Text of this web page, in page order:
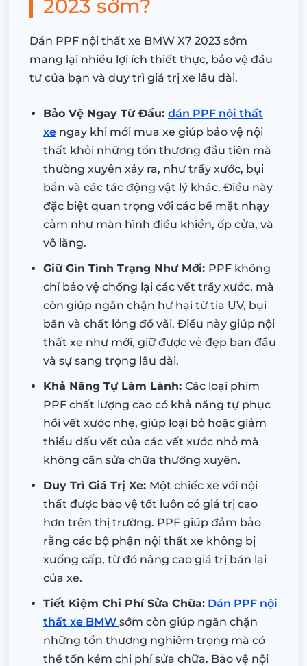
2023 sớm?
Dán PPF nội thất xe BMW X7 2023 sớm
mang lại nhiều lợi ích thiết thực, bảo vệ đầu
tư của bạn và duy trì giá trị xe lâu dài.
Bảo Vệ Ngay Từ Đầu: dán PPF nội thất
xe ngay khi mới mua xe giúp bảo vệ nội
thất khỏi những tổn thương đầu tiên mà
thường xuyên xảy ra, như trầy xước, bụi
bẩn và các tác động vật lý khác. Điều này
đặc biệt quan trọng với các bề mặt nhạy
cảm như màn hình điều khiển, ốp cửa, và
vô lăng.
Giữ Gìn Tình Trạng Như Mới: PPF không
chỉ bảo vệ chống lại các vết trầy xước, mà
còn giúp ngăn chặn hư hại từ tia UV, bụi
bẩn và chất lỏng đổ vãi. Điều này giúp nội
thất xe như mới, giữ được vẻ đẹp ban đầu
và sự sang trọng lâu dài.
Khả Năng Tự Làm Lành: Các loại phim
PPF chất lượng cao có khả năng tự phục
hồi vết xước nhẹ, giúp loại bỏ hoặc giảm
thiểu dấu vết của các vết xước nhỏ mà
không cần sửa chữa thường xuyên.
Duy Trì Giá Trị Xe: Một chiếc xe với nội
thất được bảo vệ tốt luôn có giá trị cao
hơn trên thị trường. PPF giúp đảm bảo
rằng các bộ phận nội thất xe không bị
xuống cấp, từ đó nâng cao giá trị bán lại
của xe.
Tiết Kiệm Chi Phí Sửa Chữa: Dán PPF nội
thất xe BMW sớm còn giúp ngăn chặn
những tổn thương nghiêm trọng mà có
thể tốn kém chi phí sửa chữa. Bảo vệ nội